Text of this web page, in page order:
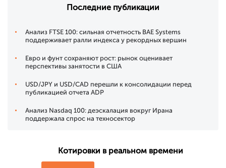
Последние публикации
Анализ FTSE 100: сильная отчетность BAE Systems
поддерживает ралли индекса у рекордных вершин
Евро и фунт сохраняют рост: рынок оценивает
перспективы занятости в США
USD/JPY и USD/CAD перешли к консолидации перед
публикацией отчета ADP
Анализ Nasdaq 100: деэскалация вокруг Ирана
поддержала спрос на техносектор
Котировки в реальном времени